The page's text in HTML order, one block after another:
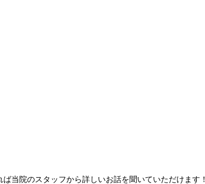
当院のスタッフから詳しいお話を聞いていただけます！